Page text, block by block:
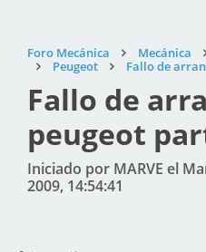
Foro Mecánica Mecánica
Peugeot
Fallo de
Fallo de
peugeot
Iniciado por MARVE el
2009, 14:54:41